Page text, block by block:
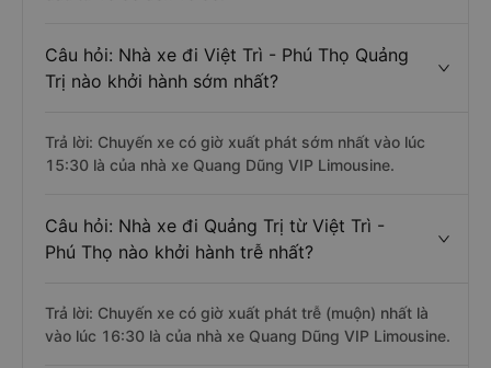
Câu hỏi: Nhà xe đi Việt Trì - Phú Thọ Quảng
Trị nào khởi hành sớm nhất?
Trả lời: Chuyến xe có giờ xuất phát sớm nhất vào lúc
15:30 là của nhà xe Quang Dũng VIP Limousine.
Câu hỏi: Nhà xe đi Quảng Trị từ Việt Trì -
Phú Thọ nào khởi hành trễ nhất?
Trả lời: Chuyến xe có giờ xuất phát trễ (muộn) nhất là
vào lúc 16:30 là của nhà xe Quang Dũng VIP Limousine.